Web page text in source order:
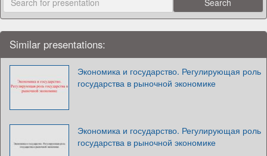
Similar presentations:
Экономика и государство. Регулирующая роль
государства в рыночной экономике
Экономика и государство. Регулирующая роль
государства в рыночной экономике